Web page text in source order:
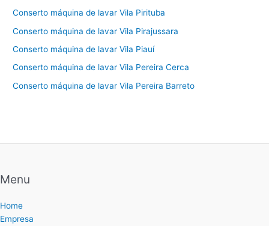
Conserto máquina de lavar Vila Pirituba
Conserto máquina de lavar Vila Pirajussara
Conserto máquina de lavar Vila Piauí
Conserto máquina de lavar Vila Pereira Cerca
Conserto máquina de lavar Vila Pereira Barreto
Menu
Home
Empresa